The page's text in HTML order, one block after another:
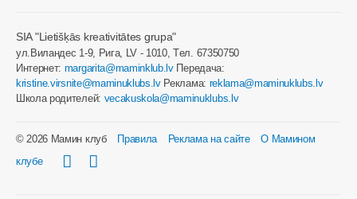
SIA "Lietišķās kreativitātes grupa"
ул.Виландес 1-9, Рига, LV - 1010, Tел. 67350750
Интернет: margarita@maminklub.lvПередача:
kristine.virsnite@maminuklubs.lvРеклама: reklama@maminuklubs.lv
Школа родителей: vecakuskola@maminuklubs.lv
© 2026 Мамин клуб Правила Реклама на сайте
О Мамином
клубе